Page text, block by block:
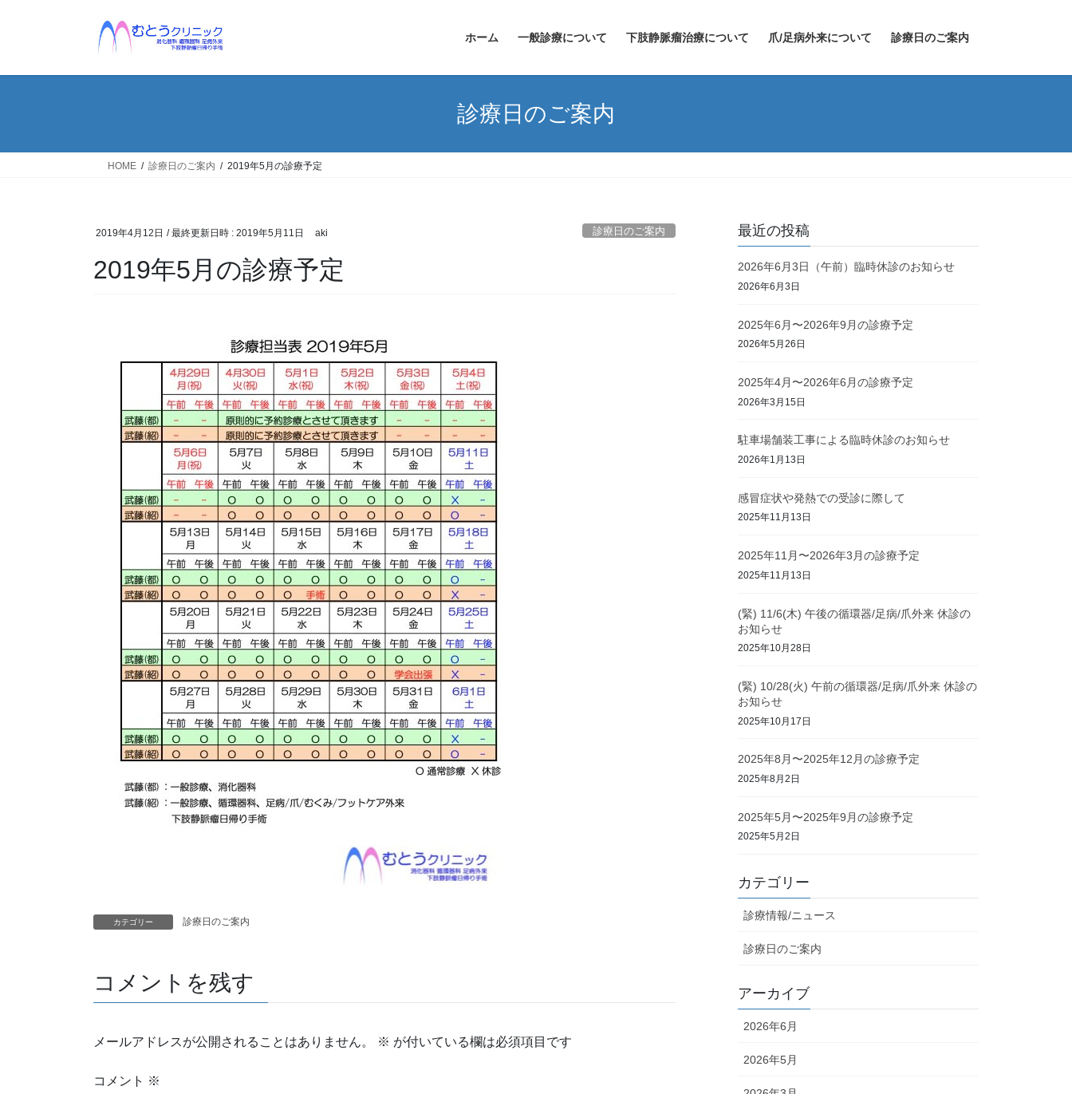
ホーム 一般診療について 下肢静脈瘤治療について 爪/足病外来について 診療日のご案内
診療日のご案内
HOME 診療日のご案内 2019年5月の診療予定
2019年4月12日 / 最終更新日時 : 2019年5月11日 aki 診療日のご案内
2019年5月の診療予定
カテゴリー 診療日のご案内
コメントを残す
メールアドレスが公開されることはありません。 ※ が付いている欄は必須項目です
コメント ※
最近の投稿
2026年6月3日（午前）臨時休診のお知らせ
2026年6月3日
2025年6月〜2026年9月の診療予定
2026年5月26日
2025年4月〜2026年6月の診療予定
2026年3月15日
駐車場舗装工事による臨時休診のお知らせ
2026年1月13日
感冒症状や発熱での受診に際して
2025年11月13日
2025年11月〜2026年3月の診療予定
2025年11月13日
(緊) 11/6(木) 午後の循環器/足病/爪外来 休診の
お知らせ
2025年10月28日
(緊) 10/28(火) 午前の循環器/足病/爪外来 休診の
お知らせ
2025年10月17日
2025年8月〜2025年12月の診療予定
2025年8月2日
2025年5月〜2025年9月の診療予定
2025年5月2日
カテゴリー
診療情報/ニュース
診療日のご案内
アーカイブ
2026年6月
2026年5月